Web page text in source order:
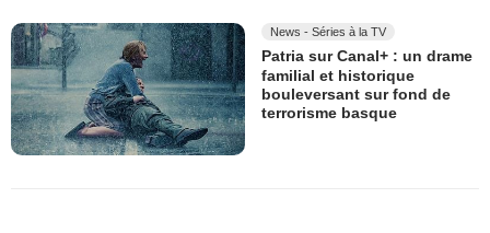
News - Séries à la TV
Patria sur Canal+ : un drame
familial et historique
bouleversant sur fond de
terrorisme basque